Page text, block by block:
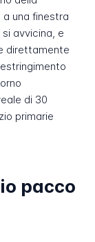
una finestra
avvicina, e
direttamente
di 30
primarie
pacco